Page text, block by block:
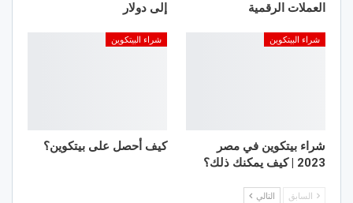
العملات الرقمية
إلى دولار
شراء البيتكوين
شراء بيتكوين في مصر
2023 | كيف يمكنك ذلك؟
شراء البيتكوين
كيف أحصل على بيتكوين؟
السابق التالي